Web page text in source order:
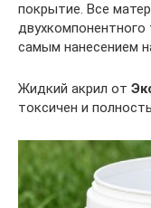
покрытие. Все
самым нанесением
Жидкий акрил от
токсичен и